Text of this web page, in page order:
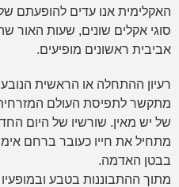
האקלימית אנו עדים להופעתם של
סוגי אקלים שונים, שעות האור
אביבית ראשונים מופיעים.
רעיון ההתחלה או הראשית
מתקשר לתפיסת העולם
של יש מאין. שורשיו של היום
מתחיל את חייו כעובר ברחם
בבטן האדמה.
מתוך ההתבוננות בטבע